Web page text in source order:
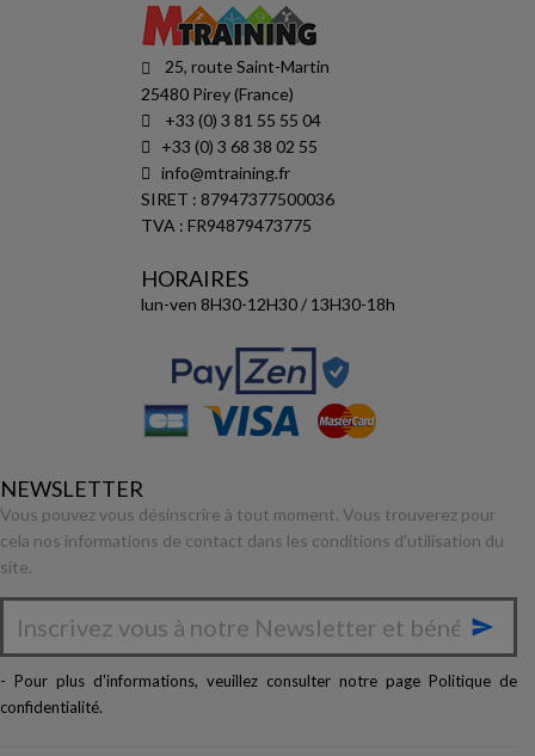
25, route Saint-Martin
25480 Pirey (France)
+33 (0) 3 81 55 55 04
+33 (0) 3 68 38 02 55
info@mtraining.fr
SIRET : 87947377500036
TVA : FR94879473775
HORAIRES
lun-ven 8H30-12H30 / 13H30-18h
NEWSLETTER
Vous pouvez vous désinscrire à tout moment. Vous trouverez pour
cela nos informations de contact dans les conditions d'utilisation du
site.

- Pour plus d'informations, veuillez consulter notre page Politique de
confidentialité.